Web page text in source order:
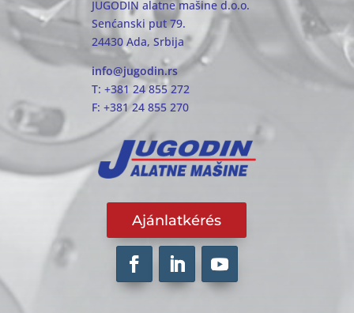
JUGODIN alatne mašine d.o.o.
Senćanski put 79.
24430 Ada, Srbija
info@jugodin.rs
T: +381 24 855 272
F: +381 24 855 270
Ajánlatkérés